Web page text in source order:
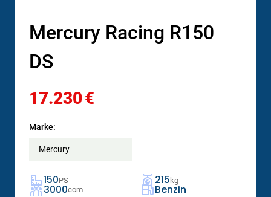
Mercury Racing R150
DS
17.230€
Marke:
Mercury
150PS 215 kg
3000ccm Benzin